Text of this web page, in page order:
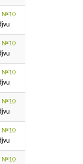
№10
№10
№10
№10
№10
№10